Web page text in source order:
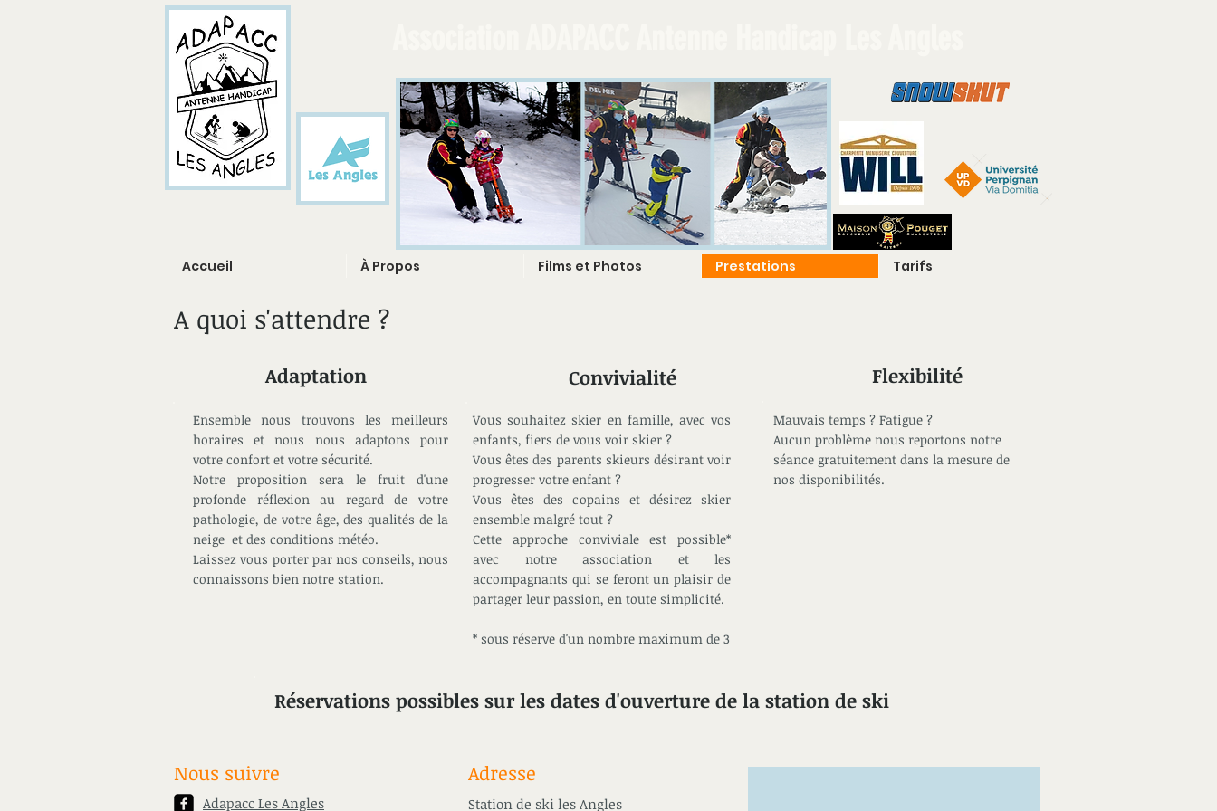
Accueil À Propos Films et Photos Prestations Tarifs
A quoi s'attendre ?
Adaptation
Ensemble nous trouvons les meilleurs
horaires et nous nous adaptons pour
votre confort et votre sécurité.
Notre proposition sera le fruit d'une
profonde réflexion au regard de votre
pathologie, de votre âge, des qualités de la
neige et des conditions météo.
Laissez vous porter par nos conseils, nous
connaissons bien notre station.
Convivialité
Vous souhaitez skier en famille, avec vos
enfants, fiers de vous voir skier ?
Vous êtes des parents skieurs désirant voir
progresser votre enfant ?
Vous êtes des copains et désirez skier
ensemble malgré tout ?
Cette approche conviviale est possible*
avec notre association et les
accompagnants qui se feront un plaisir de
partager leur passion, en toute simplicité.
* sous réserve d'un nombre maximum de 3
Flexibilité
Mauvais temps ? Fatigue ?
Aucun problème nous reportons notre
séance gratuitement dans la mesure de
nos disponibilités.
Réservations possibles sur les dates d'ouverture de la station de ski
Nous suivre
Adapacc Les Angles
Adresse
Station de ski les Angles
Nous trouver